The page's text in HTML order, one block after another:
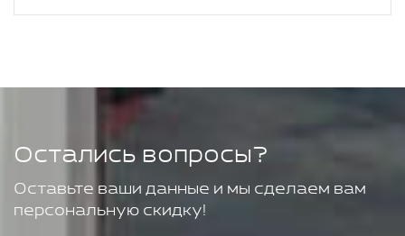
Остались вопросы?
Оставьте ваши данные и мы сделаем вам
персональную скидку!